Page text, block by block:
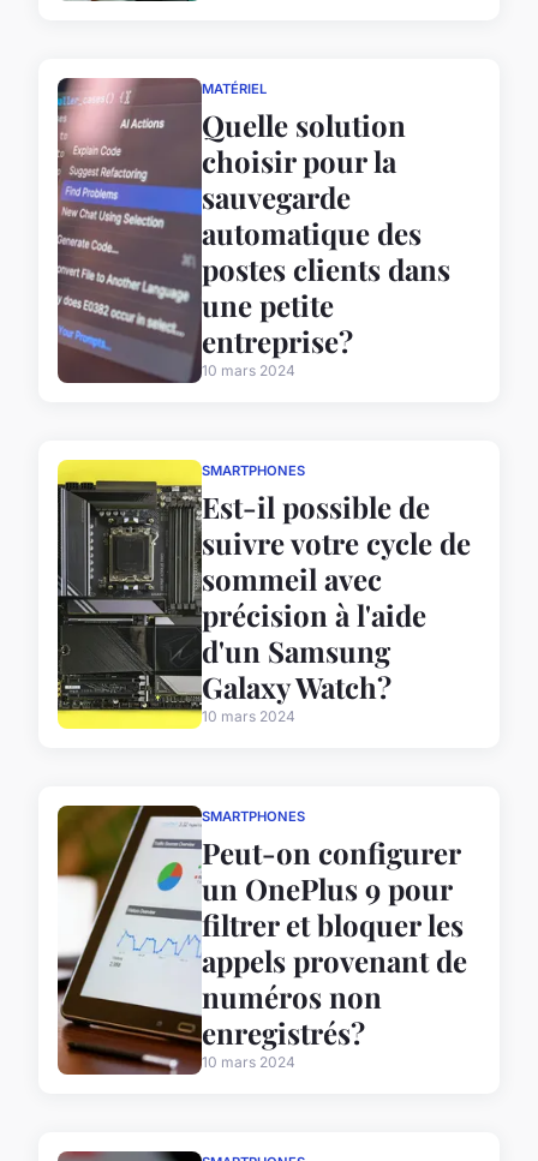
MATÉRIEL
Quelle solution
choisir pour la
sauvegarde
automatique des
postes clients dans
une petite
entreprise?
10 mars 2024
SMARTPHONES
Est-il possible de
suivre votre cycle de
sommeil avec
précision à l'aide
d'un Samsung
Galaxy Watch?
10 mars 2024
SMARTPHONES
Peut-on configurer
un OnePlus 9 pour
filtrer et bloquer les
appels provenant de
numéros non
enregistrés?
10 mars 2024